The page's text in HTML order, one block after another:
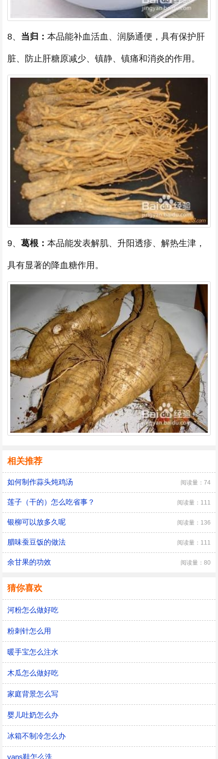
8、 当归： 本品能补血活血、润肠通便，具有保护肝
脏、防止肝糖原减少、镇静、镇痛和消炎的作用。
9、 葛根： 本品能发表解肌、升阳透疹、解热生津，
具有显著的降血糖作用。
相关推荐
如何制作蒜头炖鸡汤 阅读量：74
莲子（干的）怎么吃省事？ 阅读量：111
银柳可以放多久呢 阅读量：136
腊味蚕豆饭的做法 阅读量：111
余甘果的功效 阅读量：80
猜你喜欢
河粉怎么做好吃
粉刺针怎么用
暖手宝怎么注水
木瓜怎么做好吃
家庭背景怎么写
婴儿吐奶怎么办
冰箱不制冷怎么办
vans鞋怎么洗